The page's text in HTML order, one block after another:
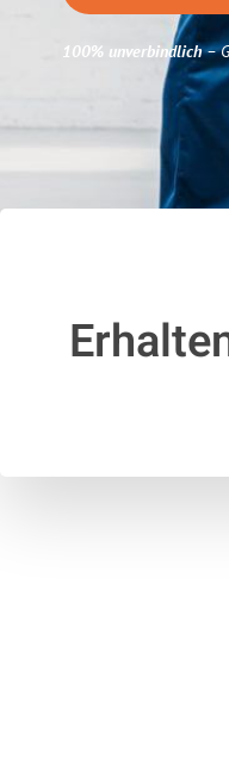
100% unverbindlich–